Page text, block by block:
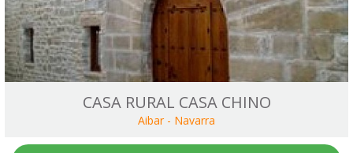
CASA RURAL CASA CHINO
Aibar - Navarra